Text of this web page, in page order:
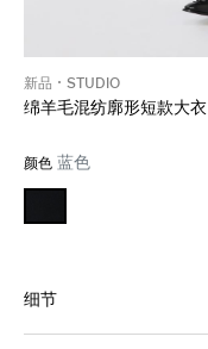
新品 STUDIO
绵羊毛混纺廓形短款大衣
颜色 蓝色
细节